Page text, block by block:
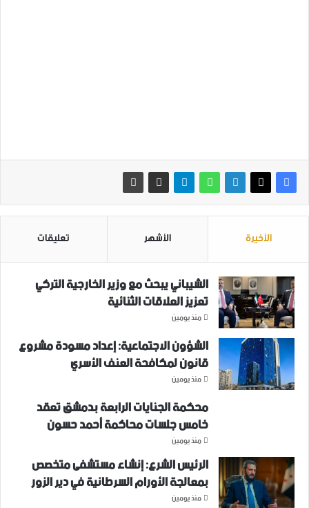
الأخيرة الأشهر تعليقات
الشيباني يبحث مع وزير الخارجية التركي
تعزيز العلاقات الثنائية
منذ يومين
الشؤون الاجتماعية: إعداد مسودة مشروع
قانون لمكافحة العنف الأسري ‏
منذ يومين
محكمة الجنايات الرابعة بدمشق تعقد
خامس جلسات محاكمة أحمد حسون
منذ يومين
الرئيس الشرع: إنشاء ‌‏مستشفى متخصص
بمعالجة الأورام السرطانية في دير الزور
منذ يومين